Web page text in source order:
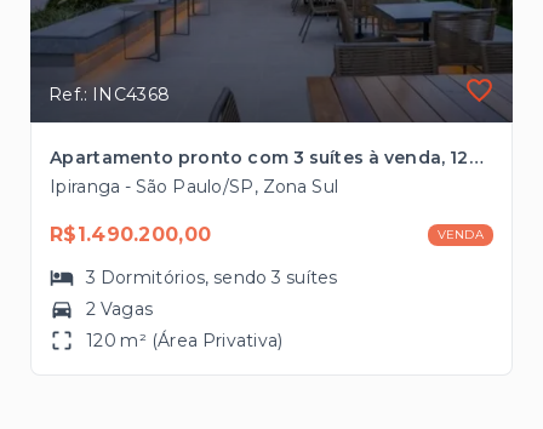
Ref.: INC4368
Apartamento pronto com 3 suítes à venda, 120m² à poucos passos do Metrô
Ipiranga - São Paulo/SP, Zona Sul
R$1.490.200,00 VENDA
3 Dormitórios, sendo3 suítes
2 Vagas
120 m² (Área Privativa)